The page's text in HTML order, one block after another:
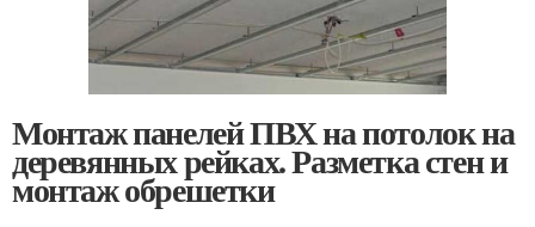
Монтаж панелей ПВХ на потолок на
деревянных рейках. Разметка стен и
монтаж обрешетки